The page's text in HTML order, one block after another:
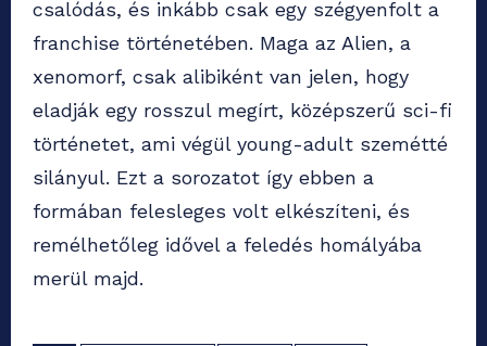
csalódás, és inkább csak egy szégyenfolt a
franchise történetében. Maga az Alien, a
xenomorf, csak alibiként van jelen, hogy
eladják egy rosszul megírt, középszerű sci-fi
történetet, ami végül young-adult szemétté
silányul. Ezt a sorozatot így ebben a
formában felesleges volt elkészíteni, és
remélhetőleg idővel a feledés homályába
merül majd.